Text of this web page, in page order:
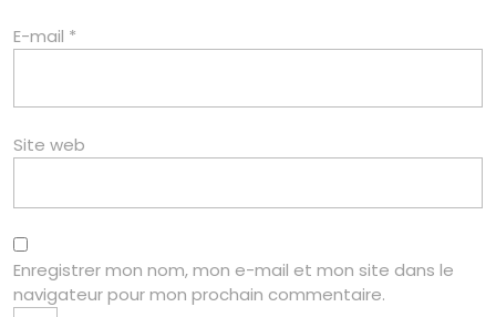
E-mail *
Site web
Enregistrer mon nom, mon e-mail et mon site dans le
navigateur pour mon prochain commentaire.